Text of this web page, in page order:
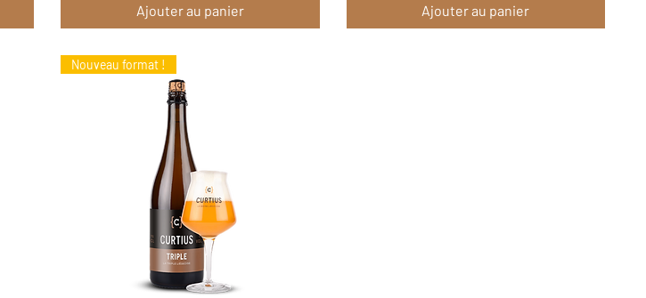
Ajouter au panier Ajouter au panier
Nouveau format !